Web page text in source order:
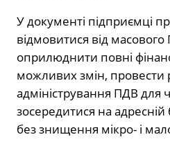
У документі підприємці
відмовитися від
оприлюднити повні
можливих змін,
адміністрування ПДВ для
зосередитися на адресній
без знищення мікро- і